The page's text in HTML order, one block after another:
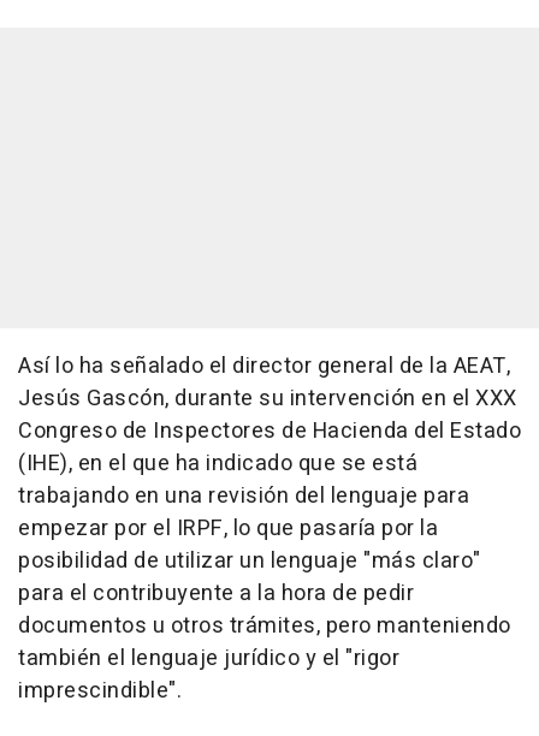
Así lo ha señalado el director general de la AEAT,
Jesús Gascón, durante su intervención en el XXX
Congreso de Inspectores de Hacienda del Estado
(IHE), en el que ha indicado que se está
trabajando en una revisión del lenguaje para
empezar por el IRPF, lo que pasaría por la
posibilidad de utilizar un lenguaje "más claro"
para el contribuyente a la hora de pedir
documentos u otros trámites, pero manteniendo
también el lenguaje jurídico y el "rigor
imprescindible".